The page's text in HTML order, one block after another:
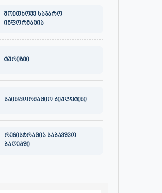
მოითხოვე საჯარო
ინფორმაცია
ტურიზმი
საინფორმაციო ბიულეტინი
რეგისტრაცია საბავშვო
ბაღებში